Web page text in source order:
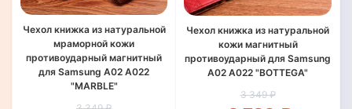
Чехол книжка из натуральной
мраморной кожи
противоударный магнитный
для Samsung A02 A022
"MARBLE"
Чехол книжка из натуральной
кожи магнитный
противоударный для Samsung
A02 A022 "BOTTEGA"
3 349 ₽